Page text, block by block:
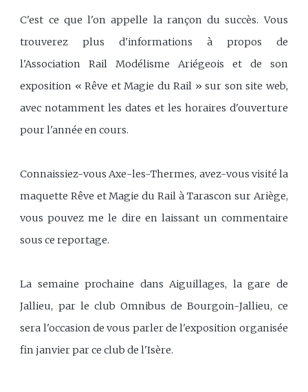
C'est ce que l'on appelle la rançon du succès. Vous
trouverez plus d'informations à propos de
l'Association Rail Modélisme Ariégeois et de son
exposition « Rêve et Magie du Rail » sur son site web,
avec notamment les dates et les horaires d'ouverture
pour l'année en cours.
Connaissiez-vous Axe-les-Thermes, avez-vous visité la
maquette Rêve et Magie du Rail à Tarascon sur Ariège,
vous pouvez me le dire en laissant un commentaire
sous ce reportage.
La semaine prochaine dans Aiguillages, la gare de
Jallieu, par le club Omnibus de Bourgoin-Jallieu, ce
sera l'occasion de vous parler de l'exposition organisée
fin janvier par ce club de l'Isère.